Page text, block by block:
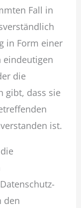
Fall in
in Form einer
eindeutigen
die
gibt, dass sie
ist.
den